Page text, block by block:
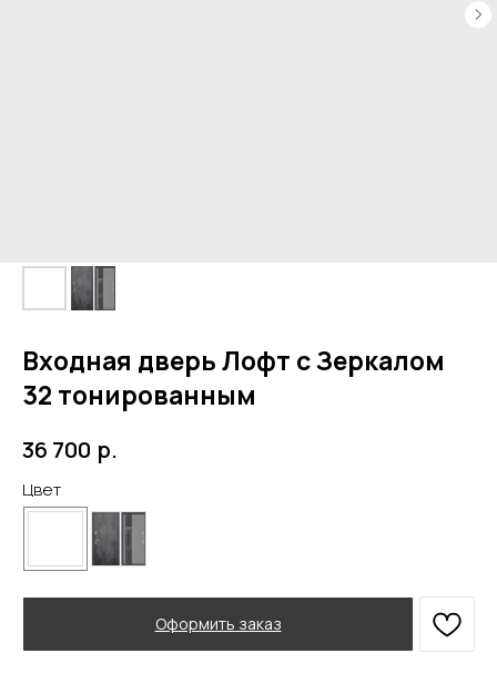
Входная дверь Лофт с Зеркалом
32 тонированным
36 700 р.
Цвет
Оформить заказ